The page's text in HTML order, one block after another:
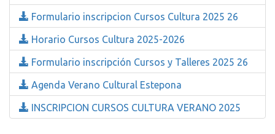
Formulario inscripcion Cursos Cultura 2025 26
Horario Cursos Cultura 2025-2026
Formulario inscripción Cursos y Talleres 2025 26
Agenda Verano Cultural Estepona
INSCRIPCION CURSOS CULTURA VERANO 2025